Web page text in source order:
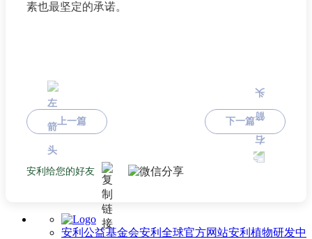
素也最坚定的承诺。
上一篇 下一篇
安利给您的好友
安利公益基金会安利全球官方网站安利植物研发中